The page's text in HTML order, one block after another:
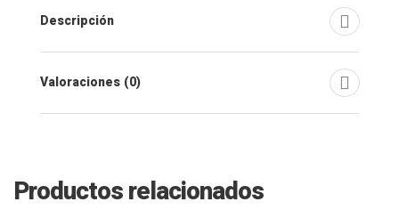
Descripción
Valoraciones (0)
Productos relacionados